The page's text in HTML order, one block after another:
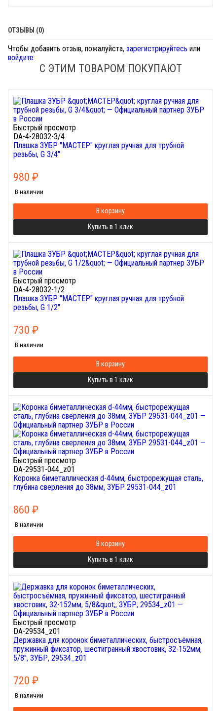
ОТЗЫВЫ (0)
Чтобы добавить отзыв, пожалуйста, зарегистрируйтесь или
войдите
С ЭТИМ ТОВАРОМ ПОКУПАЮТ
Быстрый просмотр
DA-4-28032-3/4
Плашка ЗУБР "МАСТЕР" круглая ручная для трубной
резьбы, G 3/4"
980 ₽
В наличии
В корзину
Купить в 1 клик
Быстрый просмотр
DA-4-28032-1/2
Плашка ЗУБР "МАСТЕР" круглая ручная для трубной
резьбы, G 1/2"
730 ₽
В наличии
В корзину
Купить в 1 клик
Быстрый просмотр
DA-29531-044_z01
Коронка биметаллическая d-44мм, быстрорежущая сталь,
глубина сверления до 38мм, ЗУБР 29531-044_z01
860 ₽
В наличии
В корзину
Купить в 1 клик
Быстрый просмотр
DA-29534_z01
Державка для коронок биметаллических, быстросъёмная,
пружинный фиксатор, шестигранный хвостовик, 32-152мм,
5/8", ЗУБР, 29534_z01
720 ₽
В наличии